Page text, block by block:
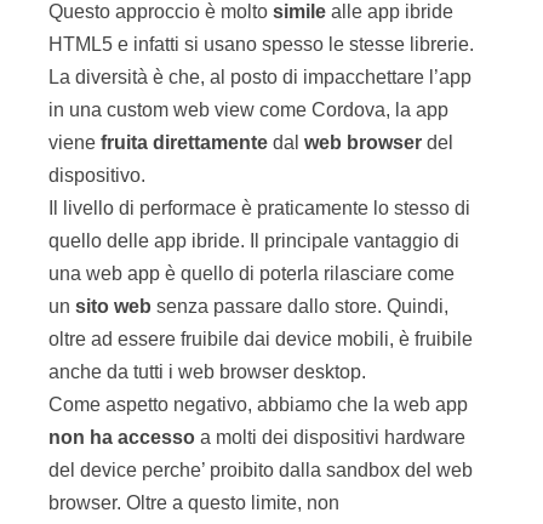
Questo approccio è molto simile alle app ibride
HTML5 e infatti si usano spesso le stesse librerie.
La diversità è che, al posto di impacchettare l’app
in una custom web view come Cordova, la app
viene fruita direttamente dal web browser del
dispositivo.
Il livello di performace è praticamente lo stesso di
quello delle app ibride. Il principale vantaggio di
una web app è quello di poterla rilasciare come
un sito web senza passare dallo store. Quindi,
oltre ad essere fruibile dai device mobili, è fruibile
anche da tutti i web browser desktop.
Come aspetto negativo, abbiamo che la web app
non ha accesso a molti dei dispositivi hardware
del device perche’ proibito dalla sandbox del web
browser. Oltre a questo limite, non